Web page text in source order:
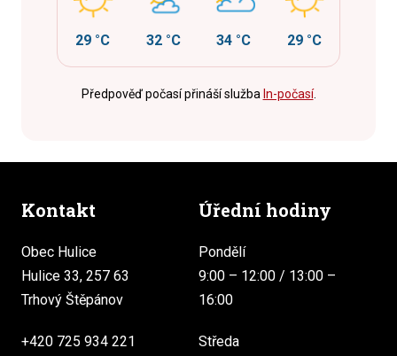
29 °C 32 °C 34 °C 29 °C
Předpověď počasí přináší služba In-počasí.
Kontakt
Obec Hulice
Hulice 33, 257 63
Trhový Štěpánov
+420 725 934 221
Úřední hodiny
Pondělí
9:00 – 12:00 / 13:00 –
16:00
Středa